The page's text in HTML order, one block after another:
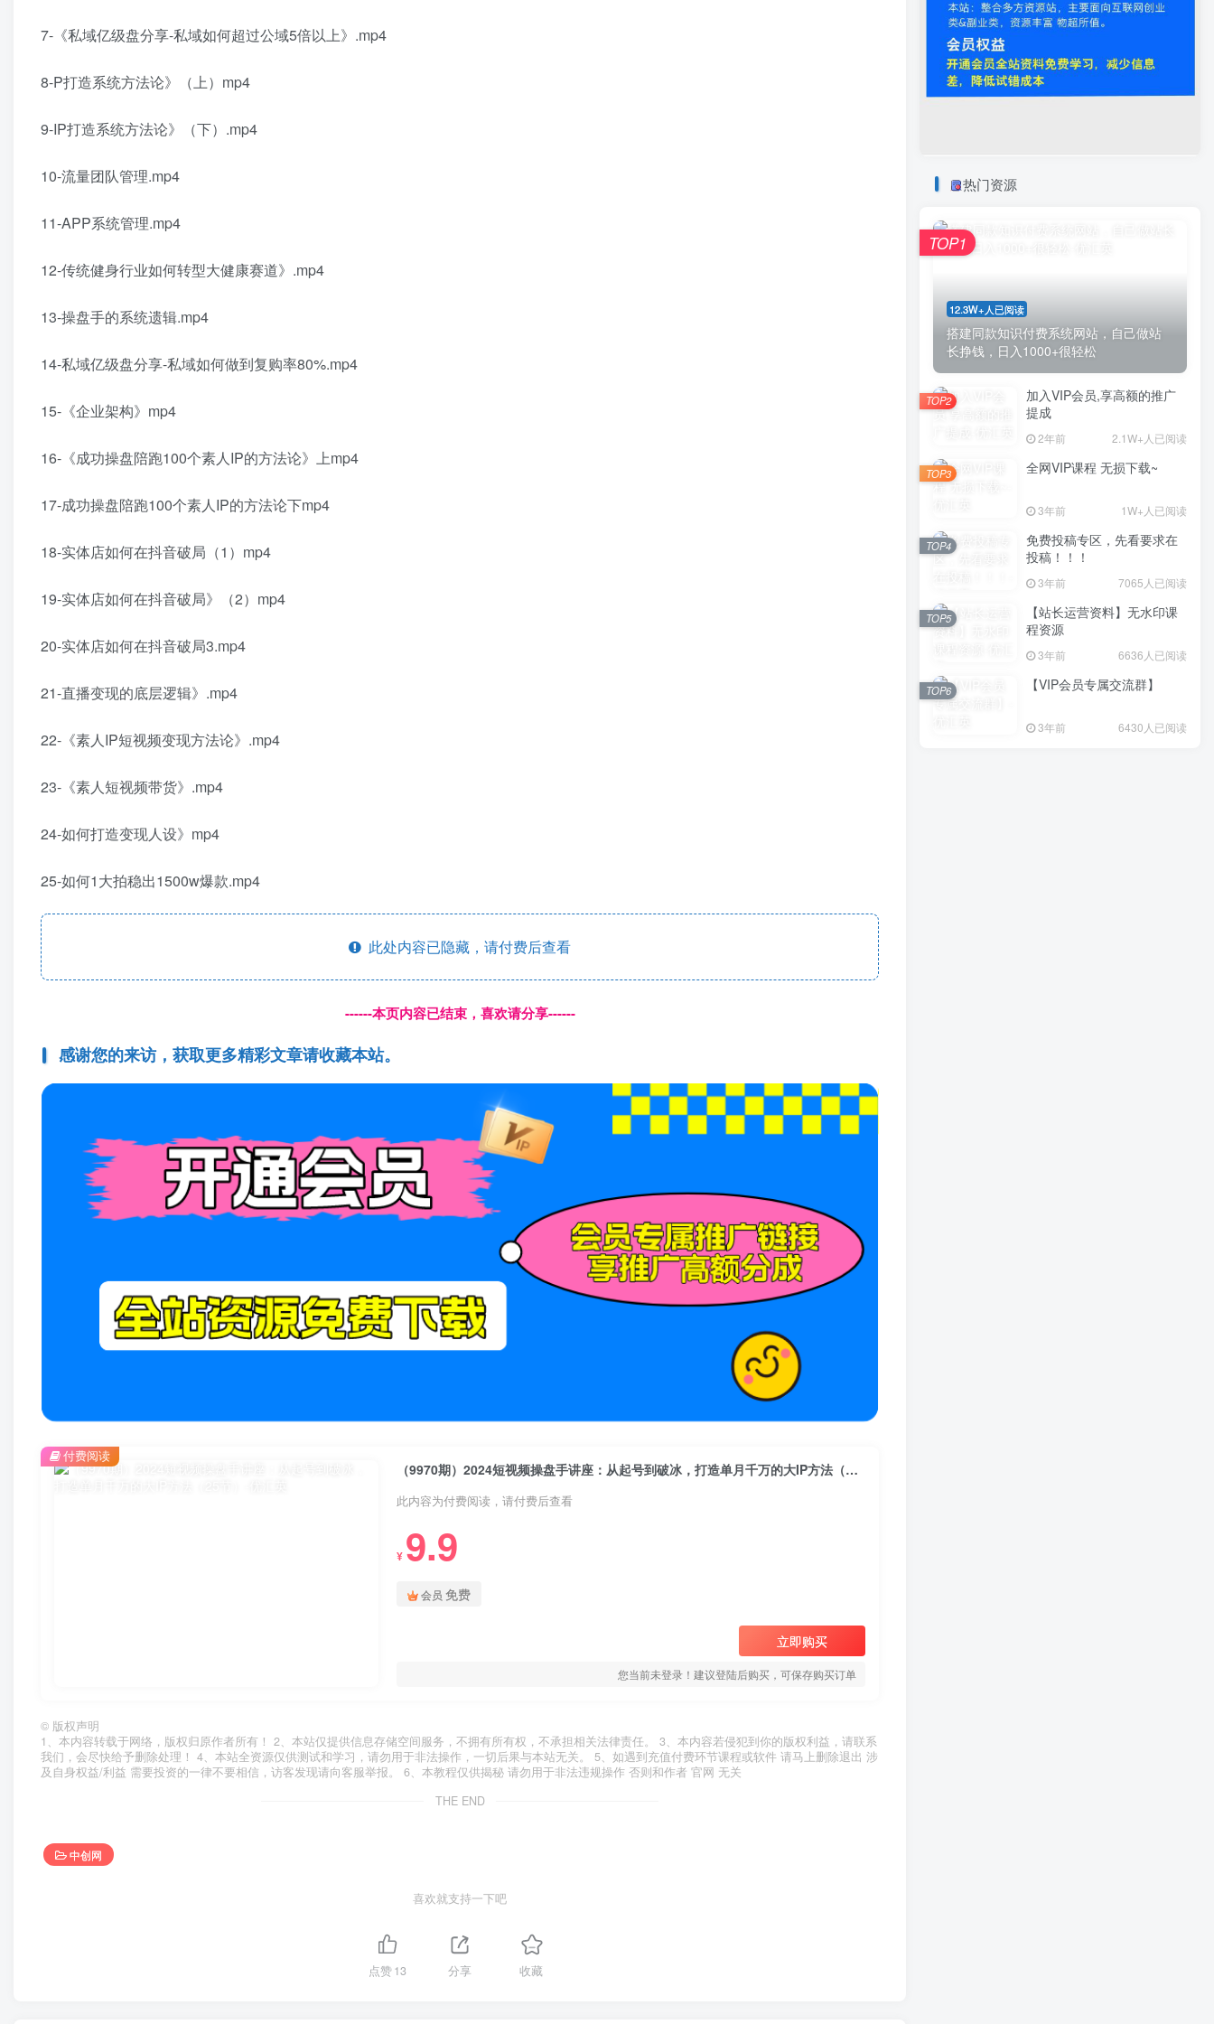
7-《私域亿级盘分享-私域如何超过公域5倍以上》.mp4
8-P打造系统方法论》（上）mp4
9-IP打造系统方法论》（下）.mp4
10-流量团队管理.mp4
11-APP系统管理.mp4
12-传统健身行业如何转型大健康赛道》.mp4
13-操盘手的系统遗辑.mp4
14-私域亿级盘分享-私域如何做到复购率80%.mp4
15-《企业架构》mp4
16-《成功操盘陪跑100个素人IP的方法论》上mp4
17-成功操盘陪跑100个素人IP的方法论下mp4
18-实体店如何在抖音破局（1）mp4
19-实体店如何在抖音破局》（2）mp4
20-实体店如何在抖音破局3.mp4
21-直播变现的底层逻辑》.mp4
22-《素人IP短视频变现方法论》.mp4
23-《素人短视频带货》.mp4
24-如何打造变现人设》mp4
25-如何1大拍稳出1500w爆款.mp4
此处内容已隐藏，请付费后查看
------本页内容已结束，喜欢请分享------
感谢您的来访，获取更多精彩文章请收藏本站。
（9970期）2024短视频操盘手讲座：从起号到破冰，打造单月千万的大IP方法（25节）
此内容为付费阅读，请付费后查看
¥ 9.9
会员 免费
立即购买
您当前未登录！建议登陆后购买，可保存购买订单
付费阅读
© 版权声明
1、本内容转载于网络，版权归原作者所有！ 2、本站仅提供信息存储空间服务，不拥有所有权，不承担相关法律责任。 3、本内容若侵犯到你的版权利益，请联系
我们，会尽快给予删除处理！ 4、本站全资源仅供测试和学习，请勿用于非法操作，一切后果与本站无关。 5、如遇到充值付费环节课程或软件 请马上删除退出 涉
及自身权益/利益 需要投资的一律不要相信，访客发现请向客服举报。 6、本教程仅供揭秘 请勿用于非法违规操作 否则和作者 官网 无关
THE END
中创网
喜欢就支持一下吧
点赞13 分享 收藏
热门资源
12.3W+人已阅读
搭建同款知识付费系统网站，自己做站
长挣钱，日入1000+很轻松
TOP1
加入VIP会员,享高额的推广
提成
2年前 2.1W+人已阅读
TOP2
全网VIP课程 无损下载~
3年前 1W+人已阅读
TOP3
免费投稿专区，先看要求在
投稿！！！
3年前 7065人已阅读
TOP4
【站长运营资料】无水印课
程资源
3年前 6636人已阅读
TOP5
【VIP会员专属交流群】
3年前 6430人已阅读
TOP6